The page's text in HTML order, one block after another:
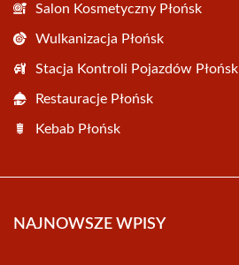
Salon Kosmetyczny Płońsk
Wulkanizacja Płońsk
Stacja Kontroli Pojazdów Płońsk
Restauracje Płońsk
Kebab Płońsk
NAJNOWSZE WPISY